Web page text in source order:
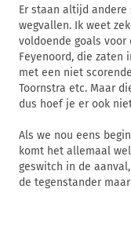
Er staan altijd
wegvallen. Ik weet
voldoende goals voor
Feyenoord, die zaten
met een niet
Toornstra etc. Maar
dus hoef je er ook
Als we nou eens
komt het allemaal
geswitch in de
de tegenstander